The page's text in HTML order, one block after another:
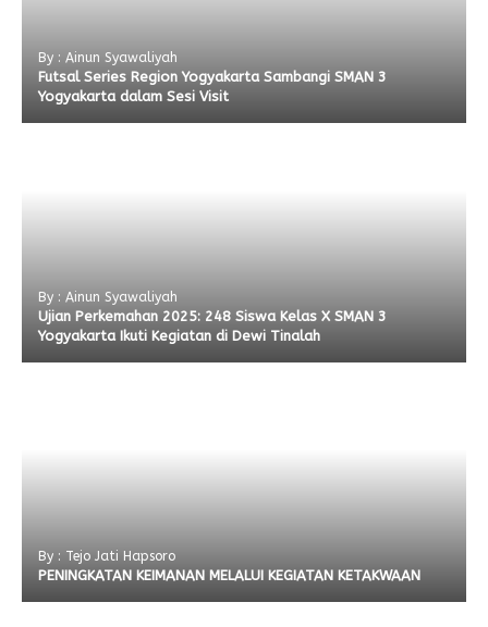
By : Ainun Syawaliyah
Futsal Series Region Yogyakarta Sambangi SMAN 3
Yogyakarta dalam Sesi Visit
By : Ainun Syawaliyah
Ujian Perkemahan 2025: 248 Siswa Kelas X SMAN 3
Yogyakarta Ikuti Kegiatan di Dewi Tinalah
By : Tejo Jati Hapsoro
PENINGKATAN KEIMANAN MELALUI KEGIATAN KETAKWAAN